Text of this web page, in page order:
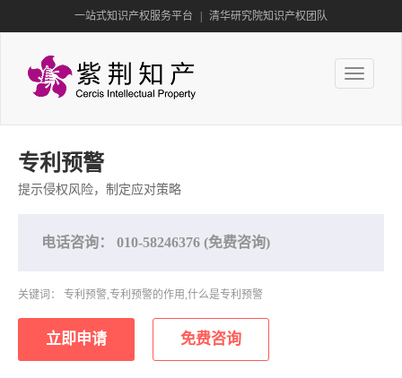
一站式知识产权服务平台 清华研究院知识产权团队
Toggle
navigation
专利预警
提示侵权风险，制定应对策略
电话咨询： 010-58246376 (免费咨询)
关键词： 专利预警,专利预警的作用,什么是专利预警
立即申请 免费咨询